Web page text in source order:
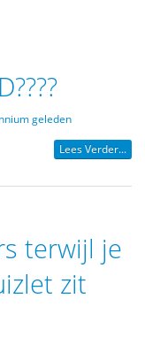
geleden
Lees Verder...
terwijl je
zit